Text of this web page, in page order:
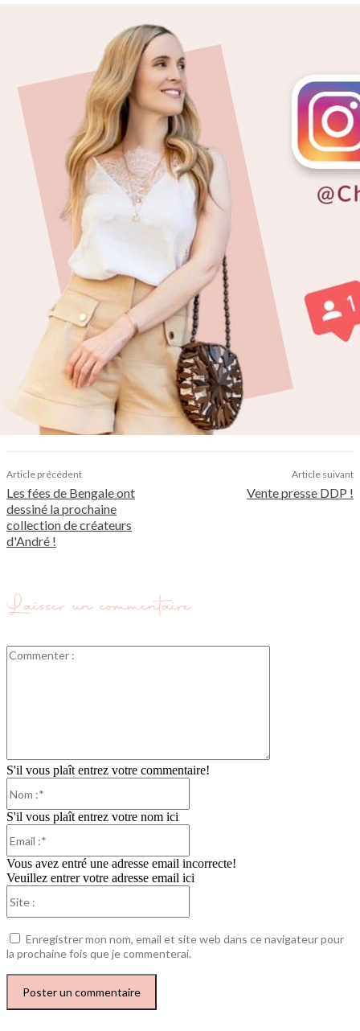
Article précédent
Les fées de Bengale ont
dessiné la prochaine
collection de créateurs
d'André !
Article suivant
Vente presse DDP !
Laisser un commentaire
S'il vous plaît entrez votre commentaire!
S'il vous plaît entrez votre nom ici
Vous avez entré une adresse email incorrecte!
Veuillez entrer votre adresse email ici
Enregistrer mon nom, email et site web dans ce navigateur pour
la prochaine fois que je commenterai.